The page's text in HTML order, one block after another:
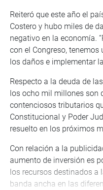
Reiteró que este año el
Costero y hubo miles de
negativo en la economía.
con el Congreso,
los daños e implementar
Respecto a la deuda de
los ocho mil millones son
contenciosos tributarios
Constitucional y Poder
resuelto en los próximos
Con relación a la
aumento de inversión es
los recursos destinados a
banda ancha en las